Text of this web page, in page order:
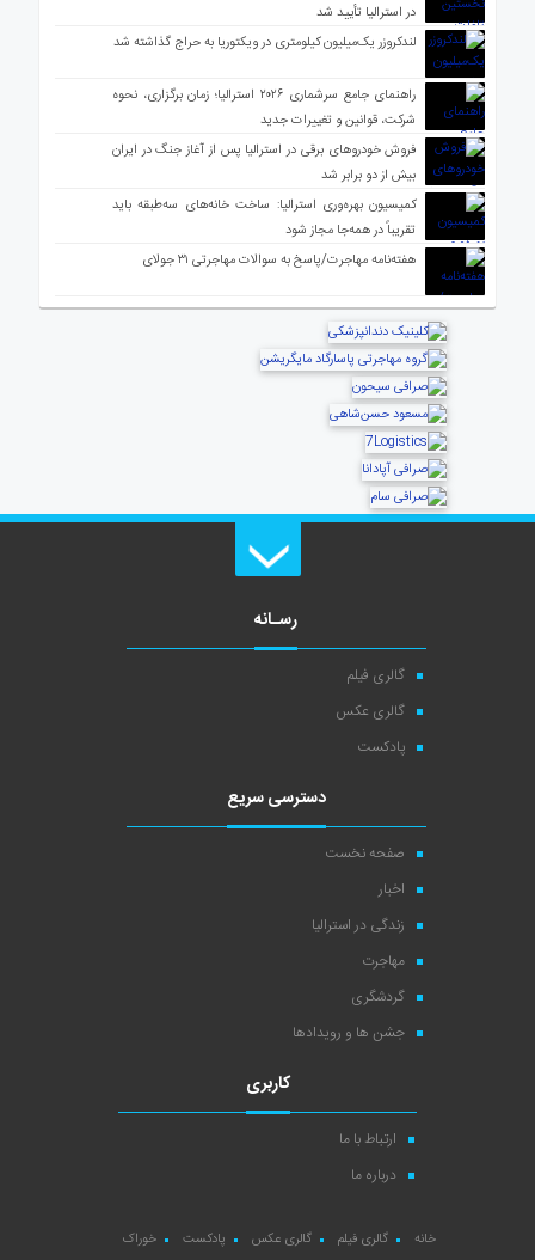
در استرالیا تأیید شد
لندکروزر یک‌میلیون کیلومتری در ویکتوریا به حراج گذاشته شد
راهنمای جامع سرشماری ۲۰۲۶ استرالیا؛ زمان برگزاری، نحوه
شرکت، قوانین و تغییرات جدید
فروش خودروهای برقی در استرالیا پس از آغاز جنگ در ایران
بیش از دو برابر شد
کمیسیون بهره‌وری استرالیا: ساخت خانه‌های سه‌طبقه باید
تقریباً در همه‌جا مجاز شود
هفته‌نامه مهاجرت/پاسخ به سوالات مهاجرتی ۳۱ جولای
رسـانه
گالری فیلم
گالری عکس
پادکست
دسترسی سریع
صفحه نخست
اخبار
زندگی در استرالیا
مهاجرت
گردشگری
جشن ها و رویدادها
کاربری
ارتباط با ما
درباره ما
خانه گالری فیلم گالری عکس پادکست خوراک